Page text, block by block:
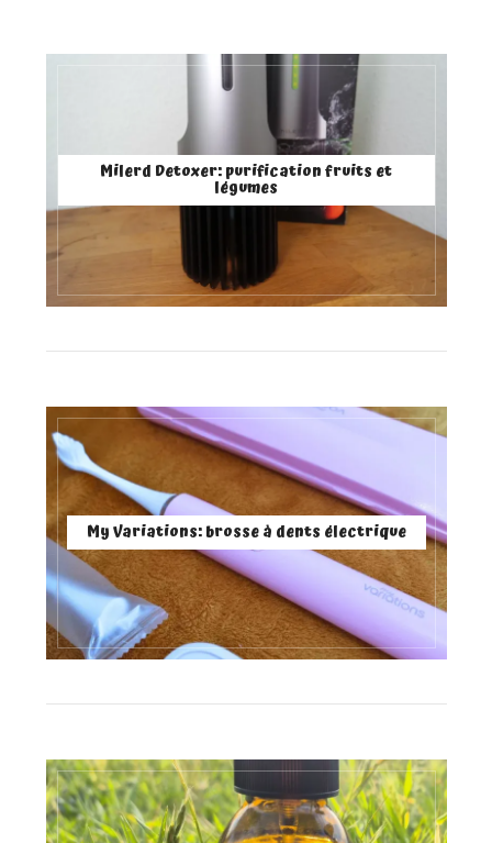
Milerd Detoxer: purification fruits et
légumes
My Variations: brosse à dents électrique